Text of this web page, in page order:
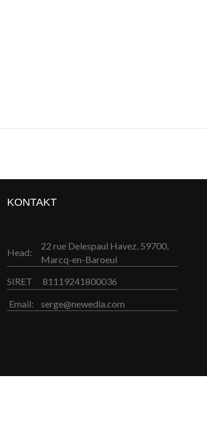
KONTAKT
Head:
22 rue Delespaul Havez, 59700,
Marcq-en-Baroeul
SIRET
81119241800036
Email:
serge@newedia.com